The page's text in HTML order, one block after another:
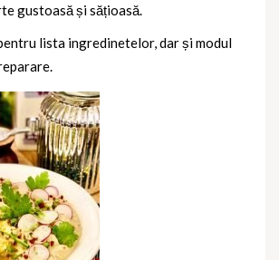
gustoasă și sățioasă.
lista ingredinetelor, dar și modul